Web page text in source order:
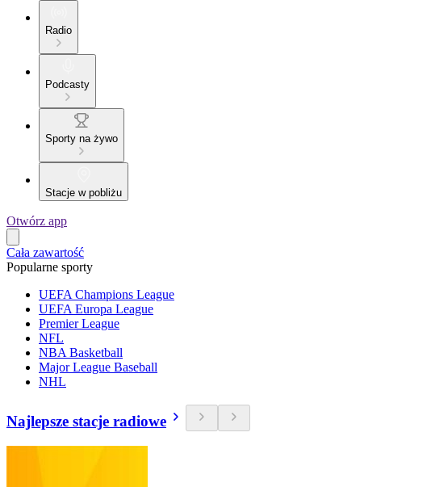
Radio
Podcasty
Sporty na żywo
Stacje w pobliżu
Otwórz app
Cała zawartość
Popularne sporty
UEFA Champions League
UEFA Europa League
Premier League
NFL
NBA Basketball
Major League Baseball
NHL
Najlepsze stacje radiowe